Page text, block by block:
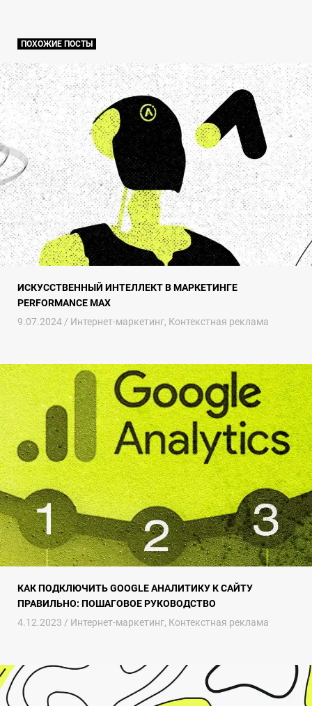
ПОХОЖИЕ ПОСТЫ
Искусственный интеллект в маркетинге Performance Max
ИСКУССТВЕННЫЙ ИНТЕЛЛЕКТ В МАРКЕТИНГЕ
PERFORMANCE MAX
9.07.2024 / Интернет-маркетинг, Контекстная реклама
Как подключить Google аналитику к сайту правильно: Пошаговое
КАК ПОДКЛЮЧИТЬ GOOGLE АНАЛИТИКУ К САЙТУ
ПРАВИЛЬНО: ПОШАГОВОЕ РУКОВОДСТВО
4.12.2023 / Интернет-маркетинг, Контекстная реклама
Геозонный маркетинг – новый этап в эволюции потребительского